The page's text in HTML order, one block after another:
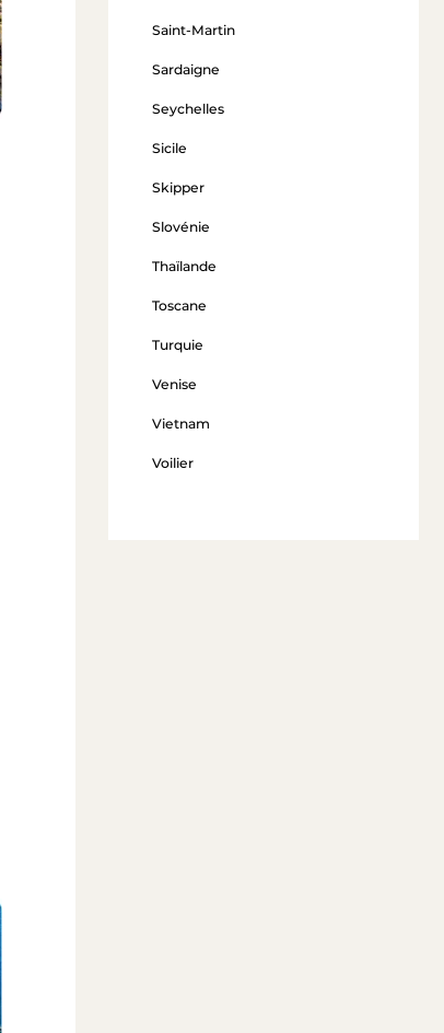
Saint-Martin
Sardaigne
Seychelles
Sicile
Skipper
Slovénie
Thaïlande
Toscane
Turquie
Venise
Vietnam
Voilier